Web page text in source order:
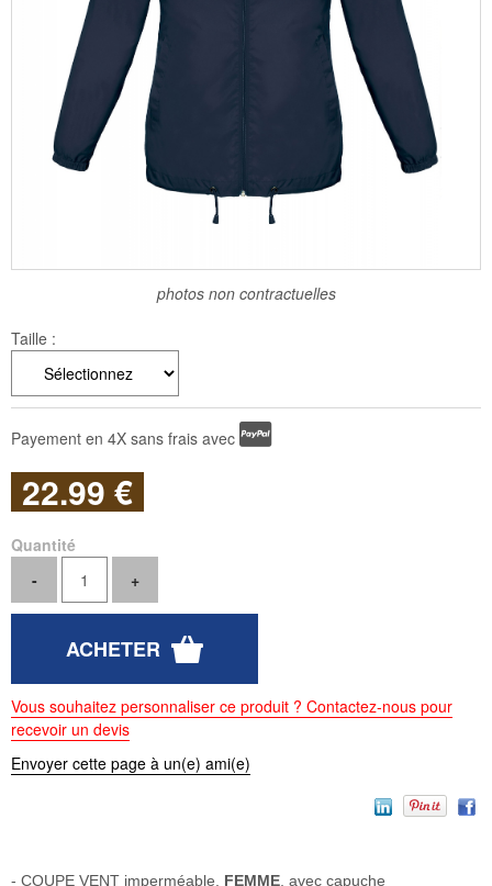
photos non contractuelles
Taille :
Payement en 4X sans frais avec
22.99 €
Quantité
Vous souhaitez personnaliser ce produit ? Contactez-nous pour
recevoir un devis
Envoyer cette page à un(e) ami(e)
- COUPE VENT imperméable, FEMME , avec capuche